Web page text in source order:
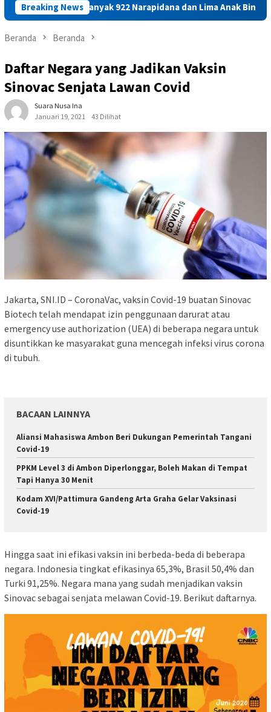
Breaking News
Sebanyak 922 Narapidana dan Lima Anak Binaan di Maluku
Beranda Beranda
Daftar Negara yang Jadikan Vaksin
Sinovac Senjata Lawan Covid
Suara Nusa Ina
Januari 19, 2021
43 Dilihat
Jakarta, SNI.ID – CoronaVac, vaksin Covid-19 buatan Sinovac
Biotech telah mendapat izin penggunaan darurat atau
emergency use authorization (UEA) di beberapa negara untuk
disuntikkan ke masyarakat guna mencegah infeksi virus corona
di tubuh.
BACAAN LAINNYA
Aliansi Mahasiswa Ambon Beri Dukungan Pemerintah Tangani
Covid-19
PPKM Level 3 di Ambon Diperlonggar, Boleh Makan di Tempat
Tapi Hanya 30 Menit
Kodam XVI/Pattimura Gandeng Arta Graha Gelar Vaksinasi
Covid-19
Hingga saat ini efikasi vaksin ini berbeda-beda di beberapa
negara. Indonesia tingkat efikasinya 65,3%, Brasil 50,4% dan
Turki 91,25%. Negara mana yang sudah menjadikan vaksin
Sinovac sebagai senjata melawan Covid-19. Berikut daftarnya.